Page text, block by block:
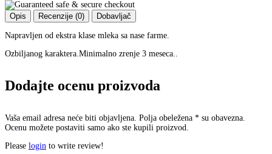
Opis Recenzije (0) Dobavljač
Napravljen od ekstra klase mleka sa nase farme.
Ozbiljanog karaktera.Minimalno zrenje 3 meseca..
Dodajte ocenu proizvoda
Vaša email adresa neće biti objavljena. Polja obeležena * su obavezna.
Ocenu možete postaviti samo ako ste kupili proizvod.
Please login to write review!